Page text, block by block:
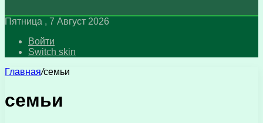
Пятница , 7 Август 2026
Войти
Switch skin
Главная/семьи
семьи